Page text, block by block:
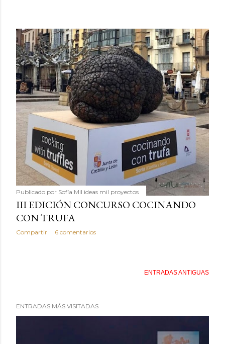
Publicado por Sofía Mil ideas mil proyectos
III EDICIÓN CONCURSO COCINANDO
CON TRUFA
Compartir 6 comentarios
ENTRADAS ANTIGUAS
ENTRADAS MÁS VISITADAS